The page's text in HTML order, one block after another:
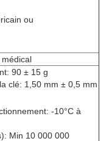
ou
90 ± 15 g
clé: 1,50 mm ± 0,5 mm
-10°C à
Min 10 000 000